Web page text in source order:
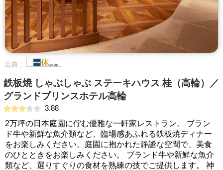
出典：
鉄板焼 しゃぶしゃぶ ステーキハウス 桂（高輪）／
グランドプリンスホテル高輪
3.88
2万坪の日本庭園に佇む優雅な一軒家レストラン。 ブラン
ド牛や新鮮な魚介類など、臨場感あふれる鉄板焼ディナー
をお楽しみください。庭園に抱かれた静謐な空間で、美食
のひとときをお楽しみください。 ブランド牛や新鮮な魚介
類など、選りすぐりの食材を熟練の技でご提供します。 神